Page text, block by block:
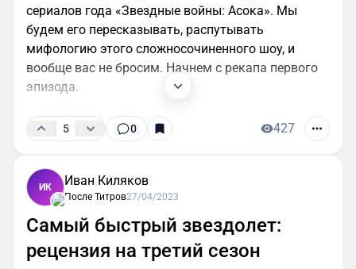
сериалов года «Звездные войны: Асока». Мы
будем его пересказывать, распутывать
мифологию этого сложносочиненного шоу, и
вообще вас не бросим. Начнем с рекапа первого
эпизода.
5 0 427
ИК Иван Киляков
После Титров27/04/2023
Самый быстрый звездолет:
рецензия на третий сезон